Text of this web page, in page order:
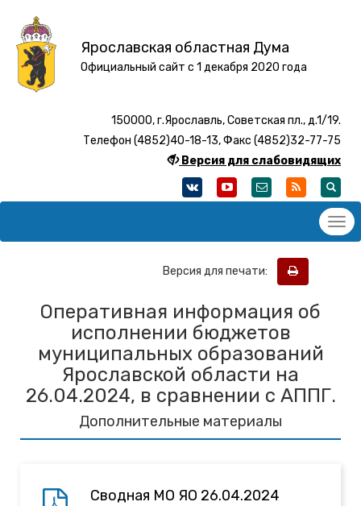
Ярославская областная Дума
Официальный сайт с 1 декабря 2020 года
150000, г.Ярославль, Советская пл., д.1/19.
Телефон (4852)40-18-13, Факс (4852)32-77-75
Версия для слабовидящих
Версия для печати:
Оперативная информация об
исполнении бюджетов
муниципальных образований
Ярославской области на
26.04.2024, в сравнении с АППГ.
Дополнительные материалы
Сводная МО ЯО 26.04.2024